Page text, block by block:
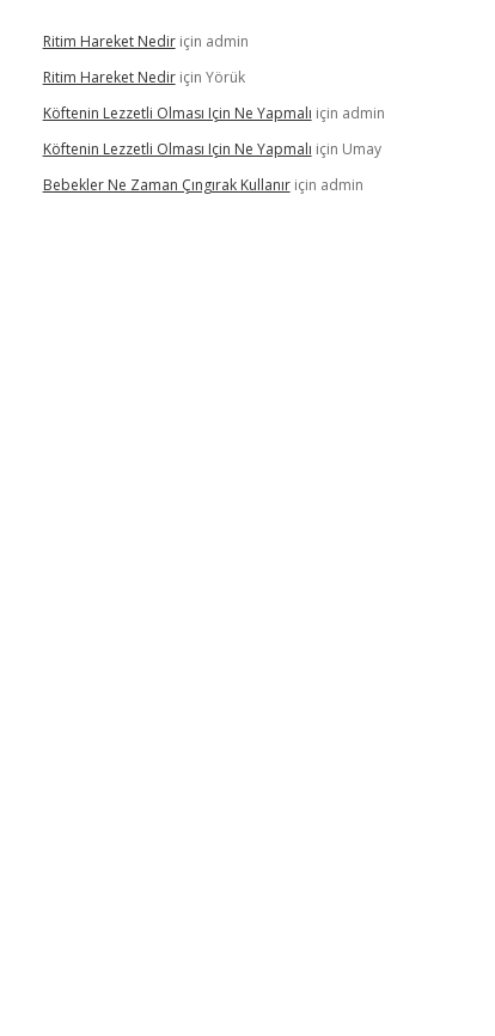
Ritim Hareket Nediriçin admin
Ritim Hareket Nediriçin Yörük
Köftenin Lezzetli Olması Için Ne Yapmalı için admin
Köftenin Lezzetli Olması Için Ne Yapmalı için Umay
Bebekler Ne Zaman Çıngırak Kullanıriçin admin